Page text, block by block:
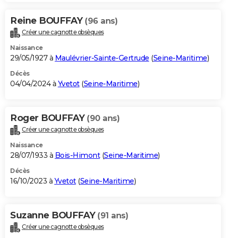
Reine BOUFFAY (96 ans)
Créer une cagnotte obsèques
Naissance
29/05/1927 à Maulévrier-Sainte-Gertrude (Seine-Maritime)
Décès
04/04/2024 à Yvetot(Seine-Maritime)
Roger BOUFFAY (90 ans)
Créer une cagnotte obsèques
Naissance
28/07/1933 à Bois-Himont(Seine-Maritime)
Décès
16/10/2023 à Yvetot(Seine-Maritime)
Suzanne BOUFFAY (91 ans)
Créer une cagnotte obsèques